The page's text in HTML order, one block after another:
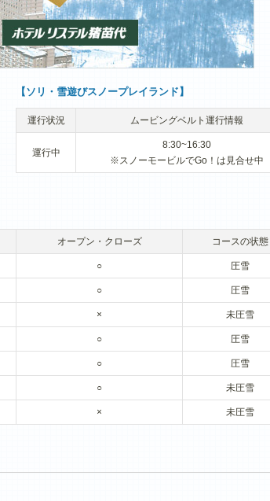
【ソリ・雪遊びスノープレイランド】
運行状況 ムービングベルト運行情報
運行中
8:30~16:30
※スノーモービルでGo！は見合せ中
オープン・クローズ コースの状態
○ 圧雪
○ 圧雪
× 未圧雪
○ 圧雪
○ 圧雪
○ 未圧雪
× 未圧雪